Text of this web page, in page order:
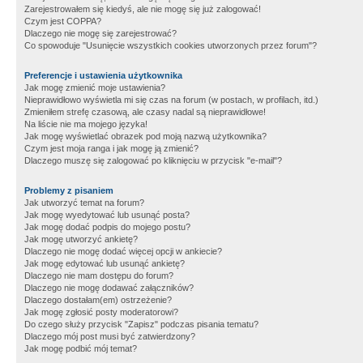
Zarejestrowałem się kiedyś, ale nie mogę się już zalogować!
Czym jest COPPA?
Dlaczego nie mogę się zarejestrować?
Co spowoduje "Usunięcie wszystkich cookies utworzonych przez forum"?
Preferencje i ustawienia użytkownika
Jak mogę zmienić moje ustawienia?
Nieprawidłowo wyświetla mi się czas na forum (w postach, w profilach, itd.)
Zmieniłem strefę czasową, ale czasy nadal są nieprawidłowe!
Na liście nie ma mojego języka!
Jak mogę wyświetlać obrazek pod moją nazwą użytkownika?
Czym jest moja ranga i jak mogę ją zmienić?
Dlaczego muszę się zalogować po kliknięciu w przycisk "e-mail"?
Problemy z pisaniem
Jak utworzyć temat na forum?
Jak mogę wyedytować lub usunąć posta?
Jak mogę dodać podpis do mojego postu?
Jak mogę utworzyć ankietę?
Dlaczego nie mogę dodać więcej opcji w ankiecie?
Jak mogę edytować lub usunąć ankietę?
Dlaczego nie mam dostępu do forum?
Dlaczego nie mogę dodawać załączników?
Dlaczego dostałam(em) ostrzeżenie?
Jak mogę zgłosić posty moderatorowi?
Do czego służy przycisk "Zapisz" podczas pisania tematu?
Dlaczego mój post musi być zatwierdzony?
Jak mogę podbić mój temat?